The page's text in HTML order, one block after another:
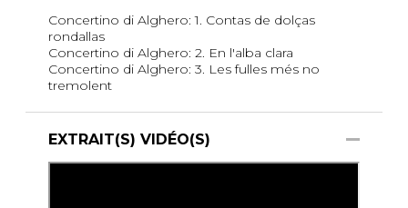
Concertino di Alghero: 1. Contas de dolças
rondallas
Concertino di Alghero: 2. En l'alba clara
Concertino di Alghero: 3. Les fulles més no
tremolent
EXTRAIT(S) VIDÉO(S)